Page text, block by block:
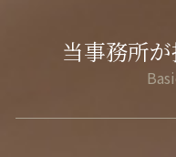
当事務所